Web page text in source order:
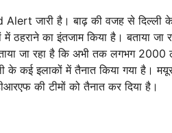
Alert जारी है। बाढ़ की वजह से दिल्ली
में ठहराने का इंतजाम किया है। बताया जा
जा रहा है कि अभी तक लगभग
के कई इलाकों में तैनात किया गया है। मयूर
की टीमों को तैनात कर दिया है।